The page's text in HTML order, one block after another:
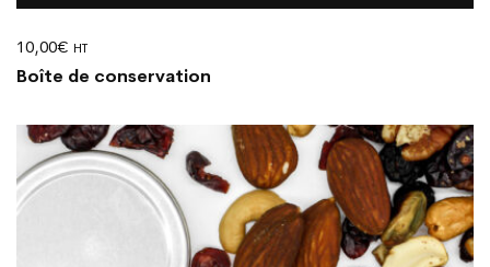
10,00€ HT
Boîte de conservation